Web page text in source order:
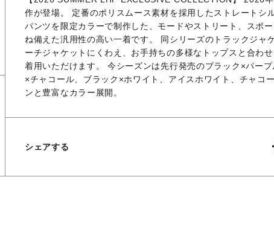
作が登場。 定番のポリスムース素材を採用したストレートシ
パンツを限定カラーで制作した、モードやストリート、スポ
ね備えた汎用性の高い一着です。 同シリーズのトラックジャ
ーチジャケットにくわえ、お手持ちの多様なトップスと合わ
着用いただけます。 今シーズンは先行発売のブラック×パー
×チャコール、ブラック×ホワイト、アイスホワイト、チャコ
ンと豊富なカラー展開。
シェアする